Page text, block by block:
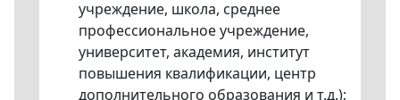
учреждение, школа, среднее
профессиональное учреждение,
университет, академия, институт
повышения квалификации, центр
дополнительного образования и т.д.);